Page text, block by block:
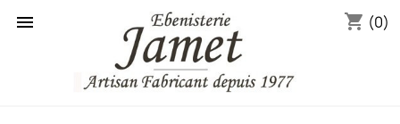
 shopping_cart (0)